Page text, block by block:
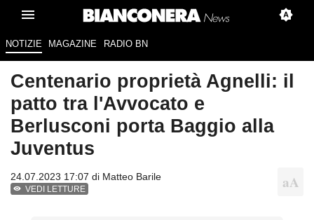
NOTIZIE MAGAZINE RADIO BN
Centenario proprietà Agnelli: il
patto tra l'Avvocato e
Berlusconi porta Baggio alla
Juventus
24.07.2023 17:07 di Matteo Barile
VEDI LETTURE